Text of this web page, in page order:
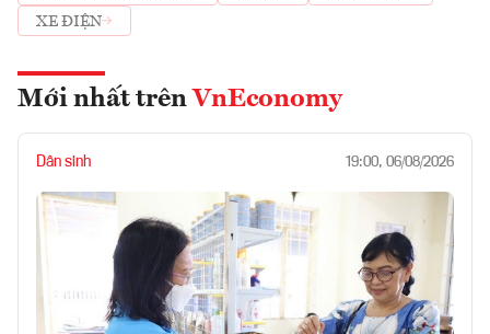
XE ĐIỆN
Mới nhất trên VnEconomy
Dân sinh 19:00, 06/08/2026